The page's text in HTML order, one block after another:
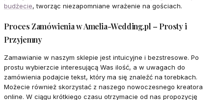
budżecie, tworząc niezapomniane wrażenie na gościach.
Proces Zamówienia w Amelia-Wedding.pl – Prosty i
Przyjemny
Zamawianie w naszym sklepie jest intuicyjne i bezstresowe. Po
prostu wybierzcie interesującą Was ilość, a w uwagach do
zamówienia podajcie tekst, który ma się znaleźć na torebkach.
Możecie również skorzystać z naszego nowoczesnego kreatora
online. W ciągu krótkiego czasu otrzymacie od nas propozycję